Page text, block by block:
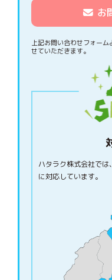
お
上記お問い合わせフォー
せていただきます。
ハタラク株式会社で
に対応しています。